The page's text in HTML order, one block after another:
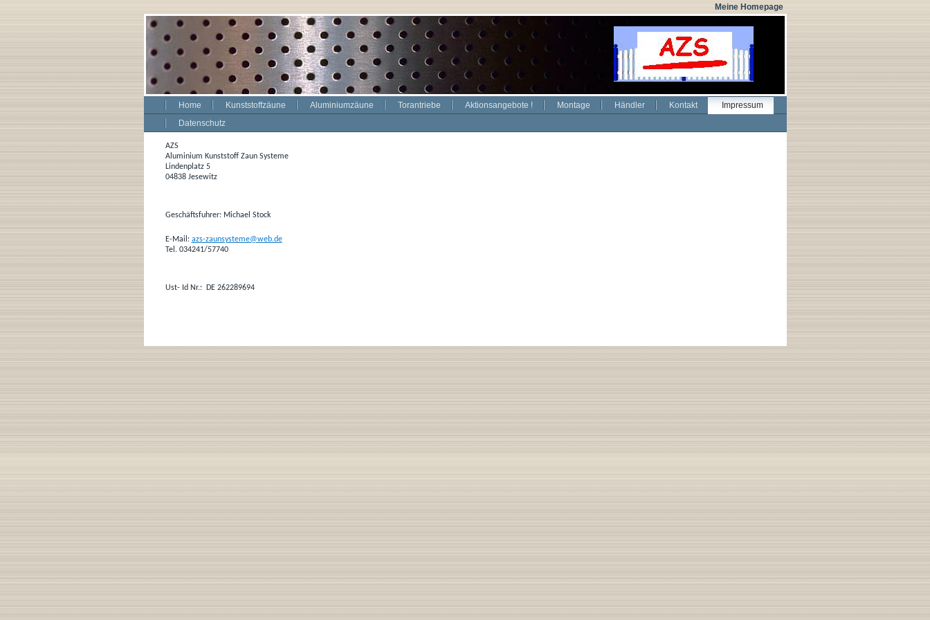
Meine Homepage
Home Kunststoffzäune Aluminiumzäune Torantriebe Aktionsangebote ! Montage Händler Kontakt
Impressum
Datenschutz
AZS
Aluminium Kunststoff Zaun Systeme
Lindenplatz 5
04838 Jesewitz
Geschäftsfuhrer: Michael Stock
E-Mail: azs-zaunsysteme@web.de
Tel. 034241/57740
Ust- Id Nr.: DE 262289694